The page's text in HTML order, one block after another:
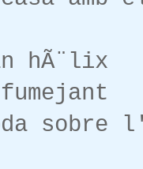
hÃ¨lix
sobre